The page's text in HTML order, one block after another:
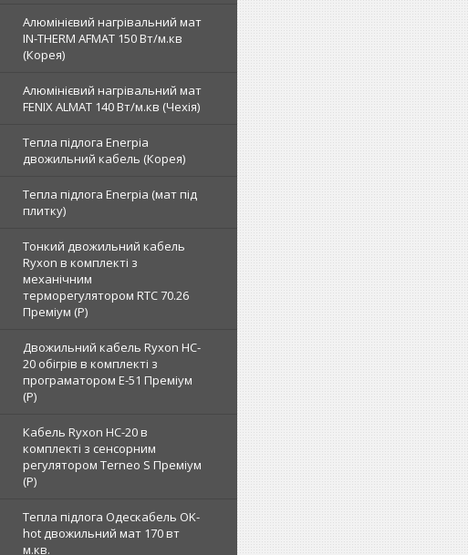
Алюмінієвий нагрівальний мат
IN-THERM AFMAT 150 Вт/м.кв
(Корея)
Алюмінієвий нагрівальний мат
FENIX ALMAT 140 Вт/м.кв (Чехія)
Тепла підлога Enerpia
двожильний кабель (Корея)
Тепла підлога Enerpia (мат під
плитку)
Тонкий двожильний кабель
Ryxon в комплекті з
механічним
терморегулятором RTC 70.26
Преміум (Р)
Двожильний кабель Ryxon HC-
20 обігрів в комплекті з
програматором E-51 Преміум
(Р)
Кабель Ryxon HC-20 в
комплекті з сенсорним
регулятором Terneo S Преміум
(Р)
Тепла підлога Одескабель OK-
hot двожильний мат 170 вт
м.кв.